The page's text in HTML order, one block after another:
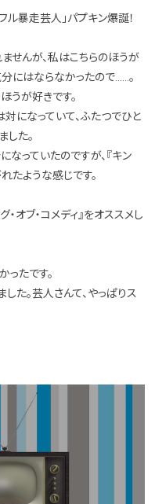
ル暴走芸人」パプキン爆誕！
せんが、私はこちらのほうが
にはならなかったので……。
うが好きです。
対になっていて、ふたつでひと
た。
なっていたのですが、『キン
たような感じです。
オブ・コメディ』をオススメし
たです。
た。芸人さんて、やっぱりス